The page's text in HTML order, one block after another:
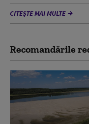
CITEȘTE MAI MULTE
Recomandările